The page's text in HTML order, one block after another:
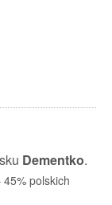
Dementko.
polskich